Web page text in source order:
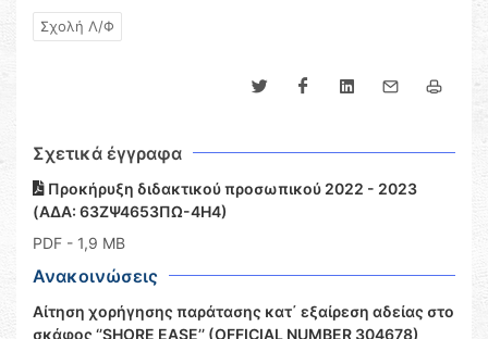
Σχολή Λ/Φ
Σχετικά έγγραφα
Προκήρυξη διδακτικού προσωπικού 2022 - 2023
(ΑΔΑ: 63ΖΨ4653ΠΩ-4Η4)
PDF - 1,9 MB
Ανακοινώσεις
Αίτηση χορήγησης παράτασης κατ΄ εξαίρεση αδείας στο
σκάφος ‘’SHORE EASE’’ (OFFICIAL NUMBER 304678)